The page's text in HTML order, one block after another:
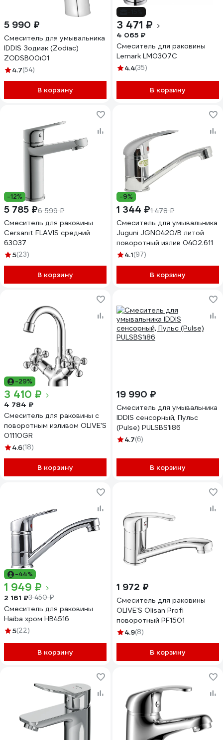
5 990 ₽
Смеситель для умывальника
IDDIS Зодиак (Zodiac)
ZODSB00i01
4.7(54)
В корзину
3 471 ₽
4 065 ₽
Смеситель для раковины
Lemark LM0307C
4.4(35)
В корзину
-12%
5 785 ₽6 599 ₽
Смеситель для раковины
Cersanit FLAVIS средний
63037
5(23)
В корзину
-9%
1 344 ₽1 478 ₽
Смеситель для умывальника
Juguni JGN0420/В литой
поворотный излив 0402.611
4.1(97)
В корзину
-29%
3 410 ₽
4 784 ₽
Смеситель для раковины с
поворотным изливом OLIVE'S
01110GR
4.6(18)
В корзину
19 990 ₽
Смеситель для умывальника
IDDIS сенсорный, Пульс
(Pulse) PULSBS1i86
4.7(6)
В корзину
-44%
1 949 ₽
2 161 ₽3 450 ₽
Смеситель для раковины
Haiba хром HB4516
5(22)
В корзину
1 972 ₽
Смеситель для раковины
OLIVE'S Olisan Profi
поворотный PF1501
4.9(8)
В корзину